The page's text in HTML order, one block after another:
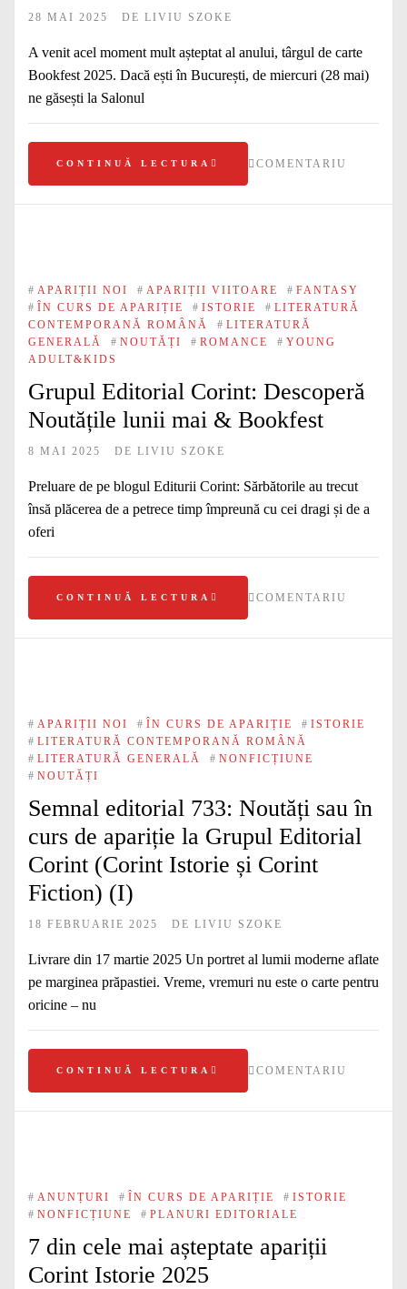
28 MAI 2025 DE LIVIU SZOKE
A venit acel moment mult așteptat al anului, târgul de carte
Bookfest 2025. Dacă ești în București, de miercuri (28 mai)
ne găsești la Salonul
CONTINUĂ LECTURA COMENTARIU
# APARIȚII NOI # APARIȚII VIITOARE # FANTASY
# ÎN CURS DE APARIȚIE # ISTORIE # LITERATURĂ
CONTEMPORANĂ ROMÂNĂ
# LITERATURĂ
GENERALĂ
# NOUTĂȚI # ROMANCE # YOUNG
ADULT&KIDS
Grupul Editorial Corint: Descoperă
Noutățile lunii mai & Bookfest
8 MAI 2025 DE LIVIU SZOKE
Preluare de pe blogul Editurii Corint: Sărbătorile au trecut
însă plăcerea de a petrece timp împreună cu cei dragi și de a
oferi
CONTINUĂ LECTURA COMENTARIU
# APARIȚII NOI # ÎN CURS DE APARIȚIE # ISTORIE
# LITERATURĂ CONTEMPORANĂ ROMÂNĂ
# LITERATURĂ GENERALĂ # NONFICȚIUNE
# NOUTĂȚI
Semnal editorial 733: Noutăți sau în
curs de apariție la Grupul Editorial
Corint (Corint Istorie și Corint
Fiction) (I)
18 FEBRUARIE 2025 DE LIVIU SZOKE
Livrare din 17 martie 2025 Un portret al lumii moderne aflate
pe marginea prăpastiei. Vreme, vremuri nu este o carte pentru
oricine – nu
CONTINUĂ LECTURA COMENTARIU
# ANUNȚURI # ÎN CURS DE APARIȚIE # ISTORIE
# NONFICȚIUNE # PLANURI EDITORIALE
7 din cele mai așteptate apariții
Corint Istorie 2025